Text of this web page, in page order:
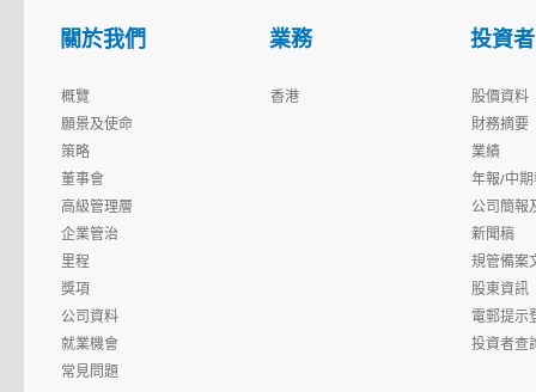
關於我們
概覽
願景及使命
策略
董事會
高級管理層
企業管治
里程
獎項
公司資料
就業機會
常見問題
業務
香港
投資
股價資料
財務摘要
業績
年報/中期
公司簡報
新聞稿
規管備案
股東資訊
電郵提示
投資者查